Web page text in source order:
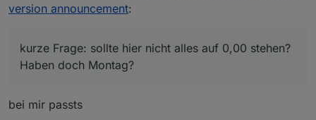
version announcement:
kurze Frage: sollte hier nicht alles auf 0,00 stehen?
Haben doch Montag?
bei mir passts